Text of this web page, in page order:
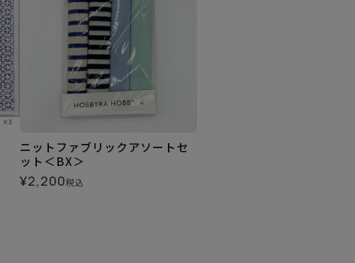
ニットファブリックアソートセ
ット＜BX＞
¥2,200税込